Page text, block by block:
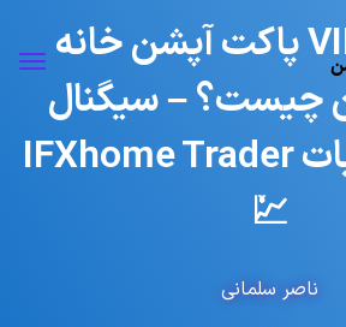
🤖 ربات VIP پاکت آپشن خانه
چیست؟ – سیگنال
سودآور با ربات IFXhome Trader
💹
ناصر سلمانی